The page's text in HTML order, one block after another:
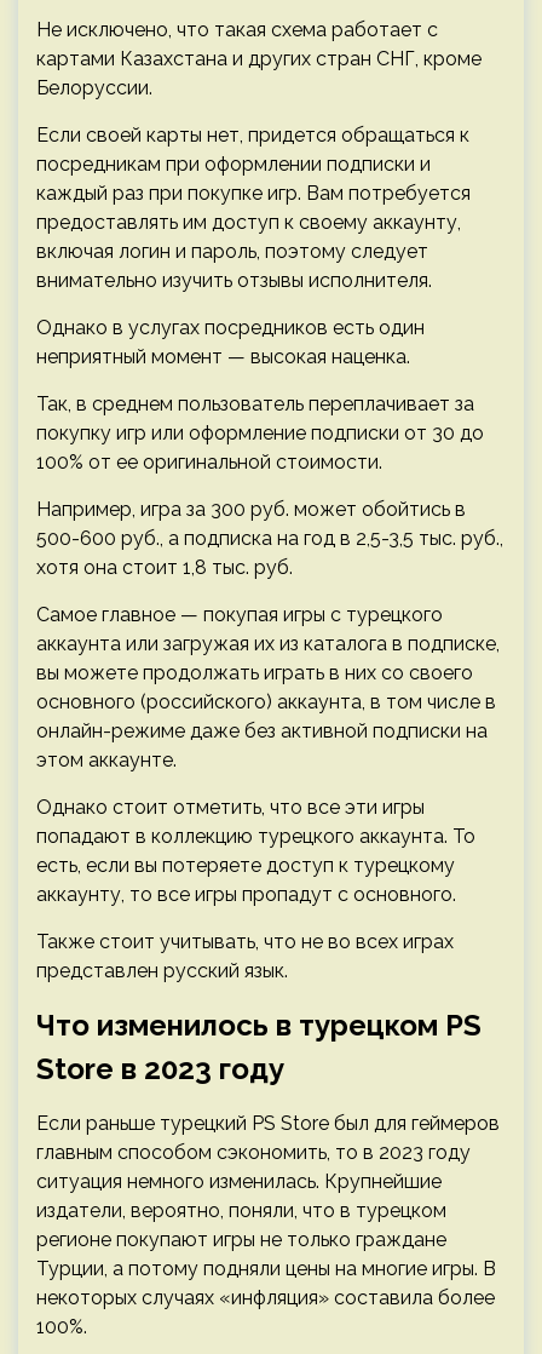
Не исключено, что такая схема работает с
картами Казахстана и других стран СНГ, кроме
Белоруссии.
Если своей карты нет, придется обращаться к
посредникам при оформлении подписки и
каждый раз при покупке игр. Вам потребуется
предоставлять им доступ к своему аккаунту,
включая логин и пароль, поэтому следует
внимательно изучить отзывы исполнителя.
Однако в услугах посредников есть один
неприятный момент — высокая наценка.
Так, в среднем пользователь переплачивает за
покупку игр или оформление подписки от 30 до
100% от ее оригинальной стоимости.
Например, игра за 300 руб. может обойтись в
500-600 руб., а подписка на год в 2,5-3,5 тыс. руб.,
хотя она стоит 1,8 тыс. руб.
Самое главное — покупая игры с турецкого
аккаунта или загружая их из каталога в подписке,
вы можете продолжать играть в них со своего
основного (российского) аккаунта, в том числе в
онлайн-режиме даже без активной подписки на
этом аккаунте.
Однако стоит отметить, что все эти игры
попадают в коллекцию турецкого аккаунта. То
есть, если вы потеряете доступ к турецкому
аккаунту, то все игры пропадут с основного.
Также стоит учитывать, что не во всех играх
представлен русский язык.
Что изменилось в турецком PS
Store в 2023 году
Если раньше турецкий PS Store был для геймеров
главным способом сэкономить, то в 2023 году
ситуация немного изменилась. Крупнейшие
издатели, вероятно, поняли, что в турецком
регионе покупают игры не только граждане
Турции, а потому подняли цены на многие игры. В
некоторых случаях «инфляция» составила более
100%.